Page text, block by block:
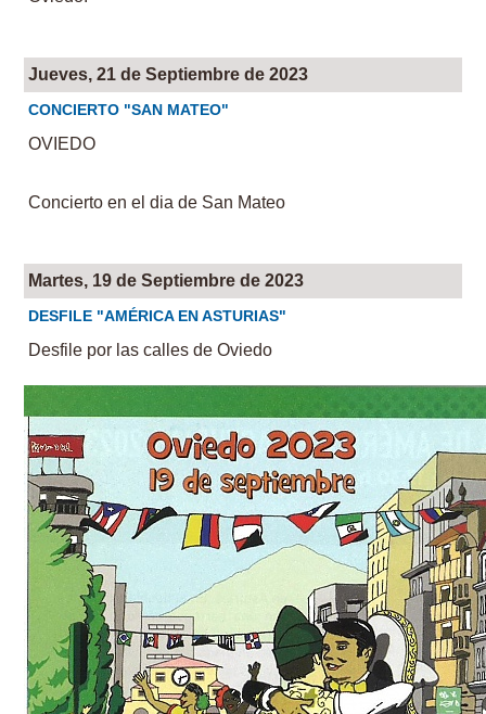
Jueves, 21 de Septiembre de 2023
CONCIERTO "SAN MATEO"
OVIEDO
Concierto en el dia de San Mateo
Martes, 19 de Septiembre de 2023
DESFILE "AMÉRICA EN ASTURIAS"
Desfile por las calles de Oviedo